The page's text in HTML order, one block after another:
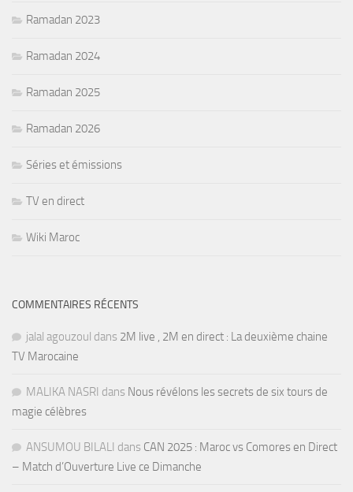
Ramadan 2023
Ramadan 2024
Ramadan 2025
Ramadan 2026
Séries et émissions
TV en direct
Wiki Maroc
COMMENTAIRES RÉCENTS
jalal agouzoul dans 2M live , 2M en direct : La deuxième chaine
TV Marocaine
MALIKA NASRI dans Nous révélons les secrets de six tours de
magie célèbres
ANSUMOU BILALI dans CAN 2025 : Maroc vs Comores en Direct
– Match d’Ouverture Live ce Dimanche